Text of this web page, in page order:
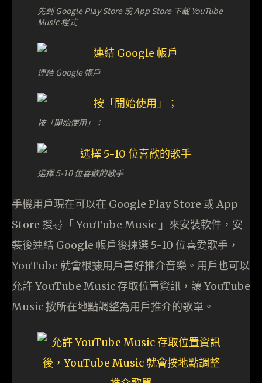
先到 Google Play Store 或 App Store 下載 YouTube
Music 程式
連結 Google 帳戶
按「開始使用」；
選擇 5-10 位喜歡的歌手
手機用戶現在可以在 Google Play Store 或 App
Store 搜尋「 YouTube Music 」來安裝軟件，安
裝後連結 Google 帳戶後揀選 5-10 位喜愛歌手，
YouTube 就會根據用戶喜好推介音樂。用戶也可以
允許 YouTube Music 存取位置資訊，讓 YouTube
Music 按所在地點調整為用戶推介的歌單。